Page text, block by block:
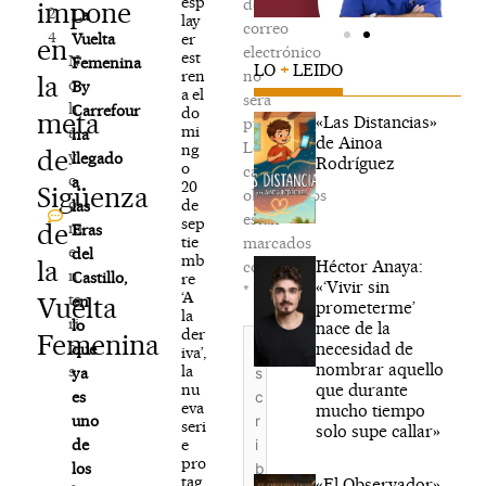
impone
en
la
meta
de
Sigüenza
de
la
Vuelta
Femenina
2
4
N
o
h
a
y
c
o
m
e
n
ta
ri
o
s
La
Vuelta
Femenina
By
Carrefour
ha
llegado
a
las
Eras
del
Castillo,
en
lo
que
ya
es
uno
de
los
lay
er
est
ren
a el
do
mi
ng
o
20
de
sep
tie
mb
re
‘A
la
der
iva’,
la
nu
eva
seri
e
pro
tag
de
correo
electrónico
no
será
publicada.
Los
campos
obligatorios
están
marcados
con
*
Escribe
LO + LEIDO
«Las Distancias»
de Ainoa
Rodríguez
Héctor Anaya:
«‘Vivir sin
prometerme’
nace de la
necesidad de
nombrar aquello
que durante
mucho tiempo
solo supe callar»